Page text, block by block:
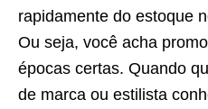
rapidamente do estoque
Ou seja, você acha
épocas certas. Quando
de marca ou estilista